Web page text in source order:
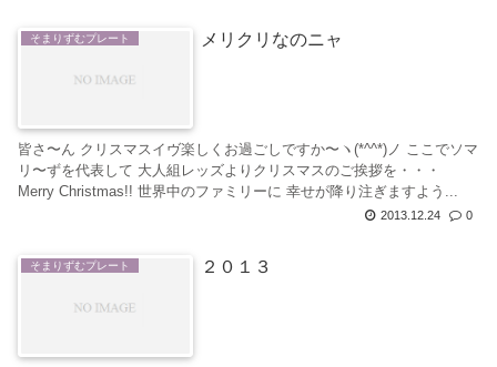
そまりずむプレート メリクリなのニャ
皆さ〜ん クリスマスイヴ楽しくお過ごしですか〜ヽ(*^^*)ノ ここでソマ
リ〜ずを代表して 大人組レッズよりクリスマスのご挨拶を・・・
Merry Christmas!! 世界中のファミリーに 幸せが降り注ぎますよう...
2013.12.24 0
そまりずむプレート ２０１３